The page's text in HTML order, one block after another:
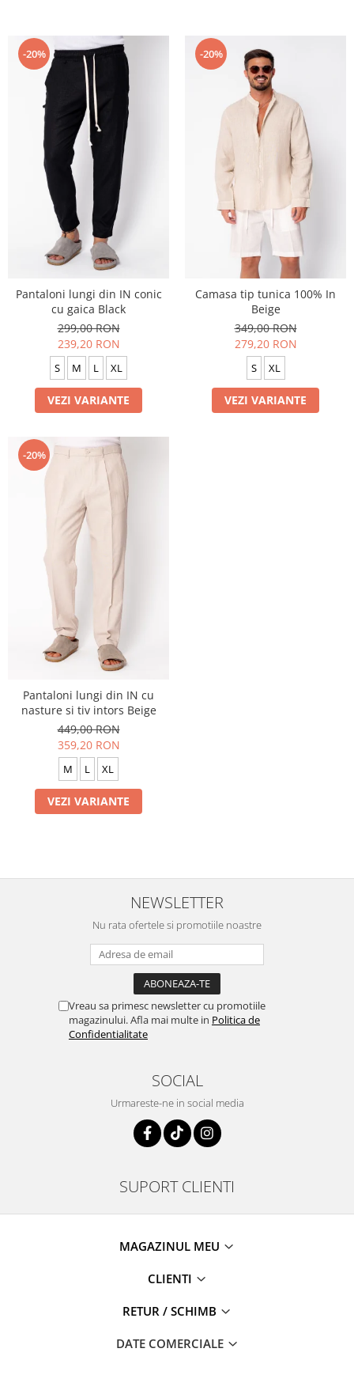
-20%
Pantaloni lungi din IN conic
cu gaica Black
299,00 RON
239,20 RON
S M L XL
VEZI VARIANTE
-20%
Camasa tip tunica 100% In
Beige
349,00 RON
279,20 RON
S XL
VEZI VARIANTE
-20%
Pantaloni lungi din IN cu
nasture si tiv intors Beige
449,00 RON
359,20 RON
M L XL
VEZI VARIANTE
NEWSLETTER
Nu rata ofertele si promotiile noastre
Vreau sa primesc newsletter cu promotiile
magazinului. Afla mai multe in Politica de
Confidentialitate
SOCIAL
Urmareste-ne in social media
SUPORT CLIENTI
MAGAZINUL MEU
CLIENTI
RETUR / SCHIMB
DATE COMERCIALE